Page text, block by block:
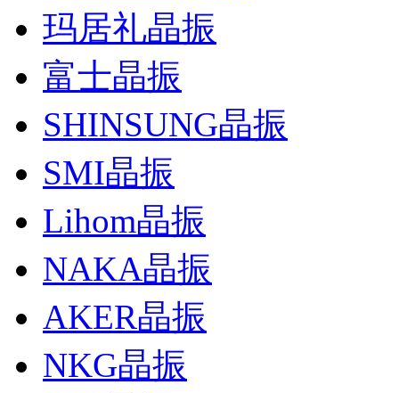
玛居礼晶振
富士晶振
SHINSUNG晶振
SMI晶振
Lihom晶振
NAKA晶振
AKER晶振
NKG晶振